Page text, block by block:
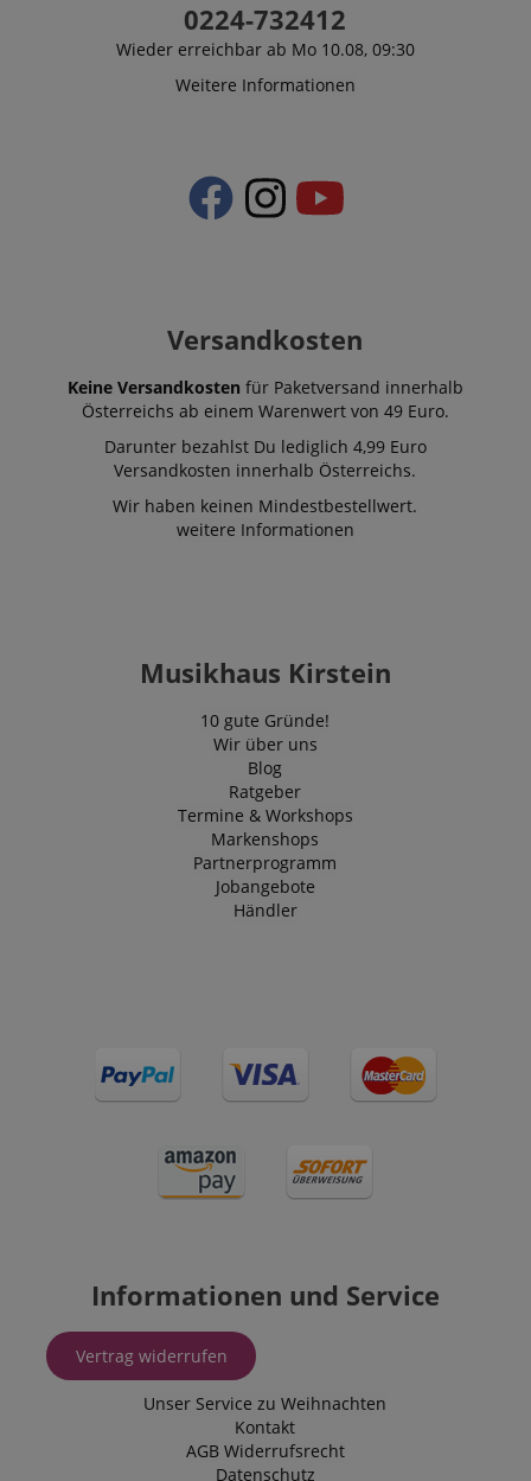
0224-732412
Wieder erreichbar ab Mo 10.08, 09:30
Weitere Informationen
Versandkosten
Keine Versandkosten für Paketversand innerhalb
Österreichs ab einem Warenwert von 49 Euro.
Darunter bezahlst Du lediglich 4,99 Euro
Versandkosten innerhalb Österreichs.
Wir haben keinen Mindestbestellwert.
weitere Informationen
Musikhaus Kirstein
10 gute Gründe!
Wir über uns
Blog
Ratgeber
Termine & Workshops
Markenshops
Partnerprogramm
Jobangebote
Händler
Informationen und Service
Vertrag widerrufen
Unser Service zu Weihnachten
Kontakt
AGB Widerrufsrecht
Datenschutz